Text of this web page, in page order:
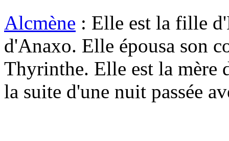
Alcmène : Elle est la fille
d'Anaxo. Elle épousa son
Thyrinthe. Elle est la mère
la suite d'une nuit passée